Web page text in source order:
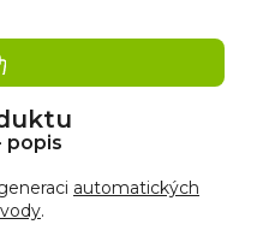
popis
automatických
.